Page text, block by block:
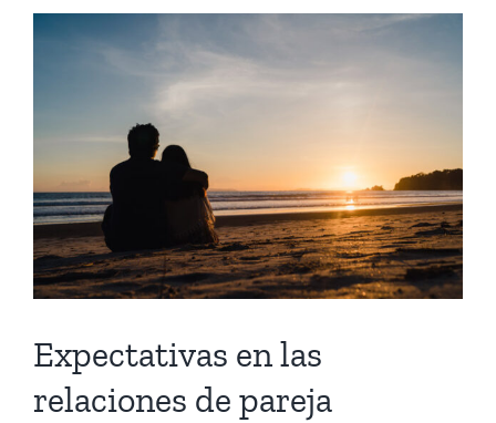
Expectativas en las
relaciones de pareja